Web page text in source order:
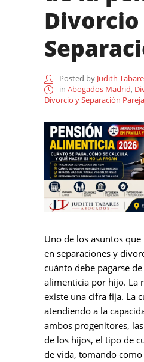
Posted by Judith
in Abogados Madrid,
Divorcio y Separación Pareja
Uno de los asuntos
en separaciones y
cuánto debe pagarse
alimenticia por hijo. La
existe una cifra fija. La
atendiendo a la
ambos progenitores,
de los hijos, el tipo de
de vida, tomando